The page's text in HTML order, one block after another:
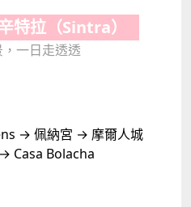
特拉（Sintra）
一日走透透
→ 佩納宮 → 摩爾人城
Casa Bolacha